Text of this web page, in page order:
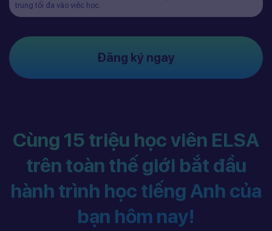
trung tối đa vào việc học.
Đăng ký ngay
Cùng 15 triệu học viên ELSA
trên toàn thế giới bắt đầu
hành trình học tiếng Anh của
bạn hôm nay!